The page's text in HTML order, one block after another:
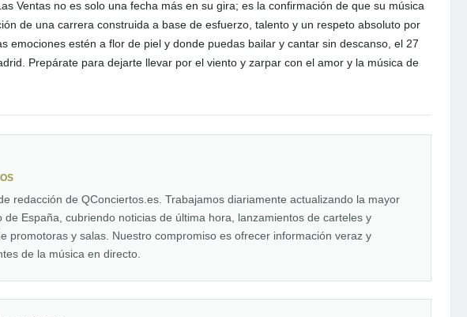
Ventas no es solo una fecha más en su gira; es la confirmación de que su música
de una carrera construida a base de esfuerzo, talento y un respeto absoluto por
emociones estén a flor de piel y donde puedas bailar y cantar sin descanso, el 27
Prepárate para dejarte llevar por el viento y zarpar con el amor y la música de
redacción de QConciertos.es. Trabajamos diariamente actualizando la mayor
de España, cubriendo noticias de última hora, lanzamientos de carteles y
promotoras y salas. Nuestro compromiso es ofrecer información veraz y
de la música en directo.